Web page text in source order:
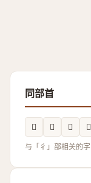
同部首
𱝮 𢖠 𰐵 𢖇
与「彳」部相关的字